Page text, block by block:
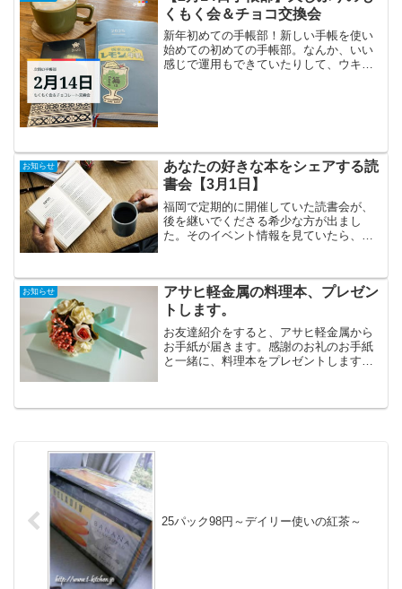
くもく会＆チョコ交換会
新年初めての手帳部！新しい手帳を使い
始めての初めての手帳部。なんか、いい
感じで運用もできていたりして、ウキウ
お知らせ
あなたの好きな本をシェアする読
書会【3月1日】
福岡で定期的に開催していた読書会が、
後を継いでくださる希少な方が出まし
た。そのイベント情報を見ていたら、私
方市で久しぶりに開催することにしまし
た。近くで開催されるのを待...
お知らせ
アサヒ軽金属の料理本、プレゼン
トします。
お友達紹介をすると、アサヒ軽金属から
お手紙が届きます。感謝のお礼のお手紙
と一緒に、料理本をプレゼントします！
25パック98円～デイリー使いの紅茶～